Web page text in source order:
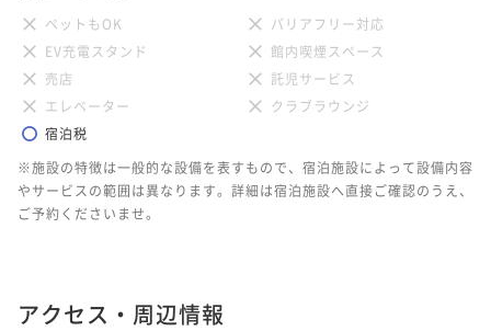
ペットもOK
バリアフリー対応
EV充電スタンド
館内喫煙スペース
売店
託児サービス
エレベーター
クラブラウンジ
宿泊税
※施設の特徴は一般的な設備を表すもので、宿泊施設によって設備内容
やサービスの範囲は異なります。詳細は宿泊施設へ直接ご確認のうえ、
ご予約くださいませ。
アクセス・周辺情報